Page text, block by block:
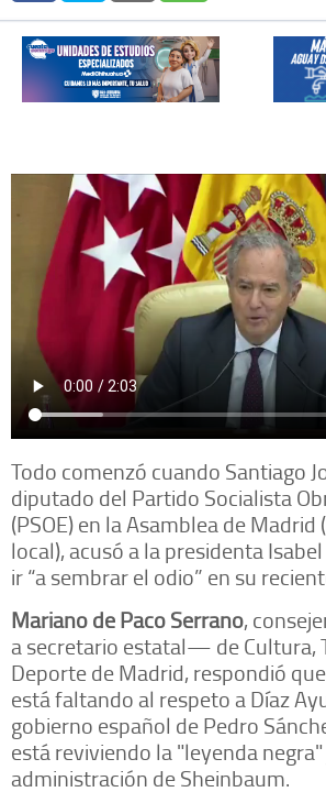
Todo comenzó cuando Santiago
diputado del Partido Socialista
(PSOE) en la Asamblea de Madrid
local), acusó a la presidenta
ir “a sembrar el odio” en su
Mariano de Paco Serrano,
a secretario estatal— de Cultura,
Deporte de Madrid, respondió
está faltando al respeto a Díaz
gobierno español de Pedro
está reviviendo la "leyenda
administración de Sheinbaum.